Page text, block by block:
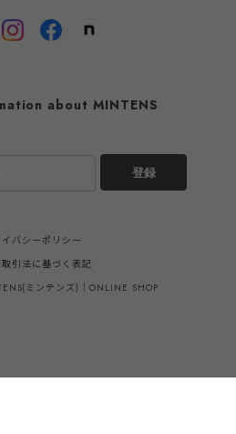
about MINTENS
登録
バシーポリシー
引法に基づく表記
ミンテンズ)｜ONLINE SHOP